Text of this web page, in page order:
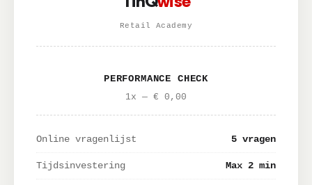
Retail Academy
PERFORMANCE CHECK
1x — € 0,00
Online vragenlijst 5 vragen
Tijdsinvestering Max 2 min